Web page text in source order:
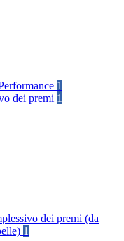
1
dei premi 1
dei premi (da
1